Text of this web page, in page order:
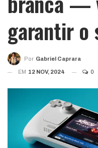
garantir o
Por Gabriel Caprara
EM 12 NOV, 2024 0